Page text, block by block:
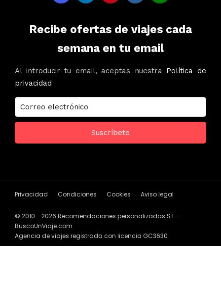
Recibe ofertas de viajes cada
semana en tu email
Al introducir tu email, aceptas nuestra Política de
privacidad
Privacidad Condiciones Cookies Aviso legal
© 2010 - 2026 Recomendaciones personalizadas S.L -
BuscoUnViaje.com
Agencia de viajes registrada con licencia GC3630